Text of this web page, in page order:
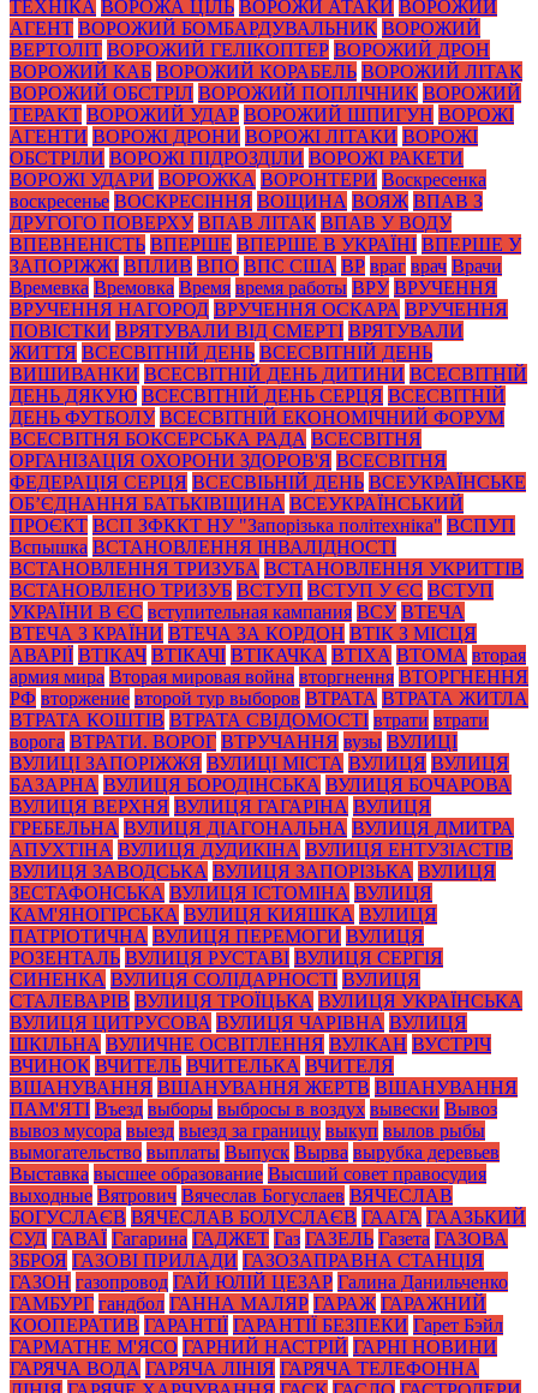
ТЕХНІКА ВОРОЖА ЦІЛЬ ВОРОЖИ АТАКИ ВОРОЖИЙ
АГЕНТ ВОРОЖИЙ БОМБАРДУВАЛЬНИК ВОРОЖИЙ
ВЕРТОЛІТ ВОРОЖИЙ ГЕЛІКОПТЕР ВОРОЖИЙ ДРОН
ВОРОЖИЙ КАБ ВОРОЖИЙ КОРАБЕЛЬ ВОРОЖИЙ ЛІТАК
ВОРОЖИЙ ОБСТРІЛ ВОРОЖИЙ ПОПЛІЧНИК ВОРОЖИЙ
ТЕРАКТ ВОРОЖИЙ УДАР ВОРОЖИЙ ШПИГУН ВОРОЖІ
АГЕНТИ ВОРОЖІ ДРОНИ ВОРОЖІ ЛІТАКИ ВОРОЖІ
ОБСТРІЛИ ВОРОЖІ ПІДРОЗДІЛИ ВОРОЖІ РАКЕТИ
ВОРОЖІ УДАРИ ВОРОЖКА ВОРОНТЕРИ Воскресенка
воскресенье ВОСКРЕСІННЯ ВОЩИНА ВОЯЖ ВПАВ З
ДРУГОГО ПОВЕРХУ ВПАВ ЛІТАК ВПАВ У ВОДУ
ВПЕВНЕНІСТЬ ВПЕРШЕ ВПЕРШЕ В УКРАЇНІ ВПЕРШЕ У
ЗАПОРІЖЖІ ВПЛИВ ВПО ВПС США ВР враг врач Врачи
Времевка Времовка Время время работы ВРУ ВРУЧЕННЯ
ВРУЧЕННЯ НАГОРОД ВРУЧЕННЯ ОСКАРА ВРУЧЕННЯ
ПОВІСТКИ ВРЯТУВАЛИ ВІД СМЕРТІ ВРЯТУВАЛИ
ЖИТТЯ ВСЕСВІТНІЙ ДЕНЬ ВСЕСВІТНІЙ ДЕНЬ
ВИШИВАНКИ ВСЕСВІТНІЙ ДЕНЬ ДИТИНИ ВСЕСВІТНІЙ
ДЕНЬ ДЯКУЮ ВСЕСВІТНІЙ ДЕНЬ СЕРЦЯ ВСЕСВІТНІЙ
ДЕНЬ ФУТБОЛУ ВСЕСВІТНІЙ ЕКОНОМІЧНИЙ ФОРУМ
ВСЕСВІТНЯ БОКСЕРСЬКА РАДА ВСЕСВІТНЯ
ОРГАНІЗАЦІЯ ОХОРОНИ ЗДОРОВ'Я ВСЕСВІТНЯ
ФЕДЕРАЦІЯ СЕРЦЯ ВСЕСВІЬНІЙ ДЕНЬ ВСЕУКРАЇНСЬКЕ
ОБ’ЄДНАННЯ БАТЬКІВЩИНА ВСЕУКРАЇНСЬКИЙ
ПРОЄКТ ВСП ЗФККТ НУ "Запорізька політехніка" ВСПУП
Вспышка ВСТАНОВЛЕННЯ ІНВАЛІДНОСТІ
ВСТАНОВЛЕННЯ ТРИЗУБА ВСТАНОВЛЕННЯ УКРИТТІВ
ВСТАНОВЛЕНО ТРИЗУБ ВСТУП ВСТУП У ЄС ВСТУП
УКРАЇНИ В ЄС вступительная кампания ВСУ ВТЕЧА
ВТЕЧА З КРАЇНИ ВТЕЧА ЗА КОРДОН ВТІК З МІСЦЯ
АВАРІЇ ВТІКАЧ ВТІКАЧІ ВТІКАЧКА ВТІХА ВТОМА вторая
армия мира Вторая мировая война вторгнення ВТОРГНЕННЯ
РФ вторжение второй тур выборов ВТРАТА ВТРАТА ЖИТЛА
ВТРАТА КОШТІВ ВТРАТА СВІДОМОСТІ втрати втрати
ворога ВТРАТИ. ВОРОГ ВТРУЧАННЯ вузы ВУЛИЦІ
ВУЛИЦІ ЗАПОРІЖЖЯ ВУЛИЦІ МІСТА ВУЛИЦЯ ВУЛИЦЯ
БАЗАРНА ВУЛИЦЯ БОРОДІНСЬКА ВУЛИЦЯ БОЧАРОВА
ВУЛИЦЯ ВЕРХНЯ ВУЛИЦЯ ГАГАРІНА ВУЛИЦЯ
ГРЕБЕЛЬНА ВУЛИЦЯ ДІАГОНАЛЬНА ВУЛИЦЯ ДМИТРА
АПУХТІНА ВУЛИЦЯ ДУДИКІНА ВУЛИЦЯ ЕНТУЗІАСТІВ
ВУЛИЦЯ ЗАВОДСЬКА ВУЛИЦЯ ЗАПОРІЗЬКА ВУЛИЦЯ
ЗЕСТАФОНСЬКА ВУЛИЦЯ ІСТОМІНА ВУЛИЦЯ
КАМ'ЯНОГІРСЬКА ВУЛИЦЯ КИЯШКА ВУЛИЦЯ
ПАТРІОТИЧНА ВУЛИЦЯ ПЕРЕМОГИ ВУЛИЦЯ
РОЗЕНТАЛЬ ВУЛИЦЯ РУСТАВІ ВУЛИЦЯ СЕРГІЯ
СИНЕНКА ВУЛИЦЯ СОЛІДАРНОСТІ ВУЛИЦЯ
СТАЛЕВАРІВ ВУЛИЦЯ ТРОЇЦЬКА ВУЛИЦЯ УКРАЇНСЬКА
ВУЛИЦЯ ЦИТРУСОВА ВУЛИЦЯ ЧАРІВНА ВУЛИЦЯ
ШКІЛЬНА ВУЛИЧНЕ ОСВІТЛЕННЯ ВУЛКАН ВУСТРІЧ
ВЧИНОК ВЧИТЕЛЬ ВЧИТЕЛЬКА ВЧИТЕЛЯ
ВШАНУВАННЯ ВШАНУВАННЯ ЖЕРТВ ВШАНУВАННЯ
ПАМ'ЯТІ Въезд выборы выбросы в воздух вывески Вывоз
вывоз мусора выезд выезд за границу выкуп вылов рыбы
вымогательство выплаты Выпуск Вырва вырубка деревьев
Выставка высшее образование Высший совет правосудия
выходные Вятрович Вячеслав Богуслаев ВЯЧЕСЛАВ
БОГУСЛАЄВ ВЯЧЕСЛАВ БОЛУСЛАЄВ ГААГА ГААЗЬКИЙ
СУД ГАВАЇ Гагарина ГАДЖЕТ Газ ГАЗЕЛЬ Газета ГАЗОВА
ЗБРОЯ ГАЗОВІ ПРИЛАДИ ГАЗОЗАПРАВНА СТАНЦІЯ
ГАЗОН газопровод ГАЙ ЮЛІЙ ЦЕЗАР Галина Данильченко
ГАМБУРГ гандбол ГАННА МАЛЯР ГАРАЖ ГАРАЖНИЙ
КООПЕРАТИВ ГАРАНТІЇ ГАРАНТІЇ БЕЗПЕКИ Гарет Бэйл
ГАРМАТНЕ М'ЯСО ГАРНИЙ НАСТРІЙ ГАРНІ НОВИНИ
ГАРЯЧА ВОДА ГАРЯЧА ЛІНІЯ ГАРЯЧА ТЕЛЕФОННА